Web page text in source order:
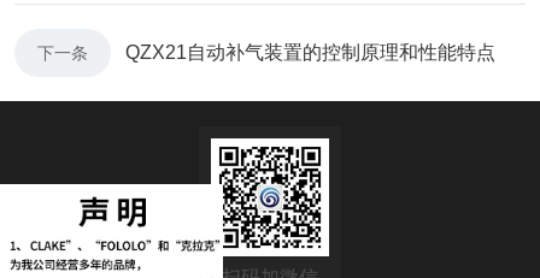
下一条 QZX21自动补气装置的控制原理和性能特点